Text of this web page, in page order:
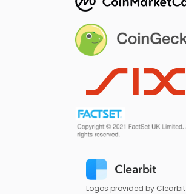
Logos provided by Clearbit